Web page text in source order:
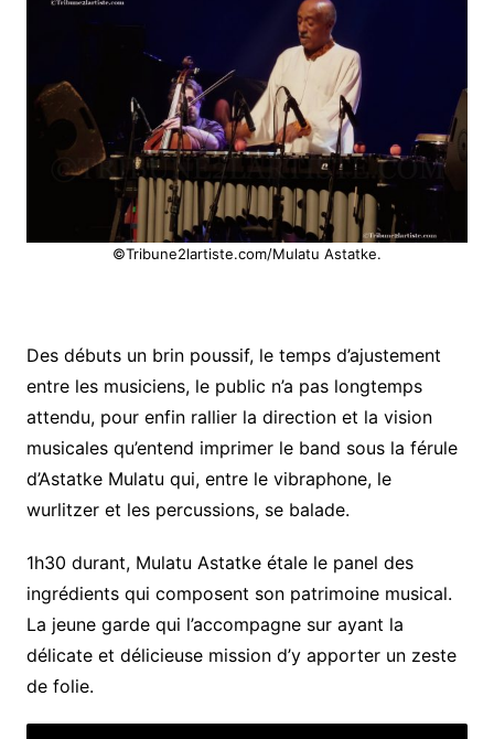
©Tribune2lartiste.com/Mulatu Astatke.
Des débuts un brin poussif, le temps d’ajustement
entre les musiciens, le public n’a pas longtemps
attendu, pour enfin rallier la direction et la vision
musicales qu’entend imprimer le band sous la férule
d’Astatke Mulatu qui, entre le vibraphone, le
wurlitzer et les percussions, se balade.
1h30 durant, Mulatu Astatke étale le panel des
ingrédients qui composent son patrimoine musical.
La jeune garde qui l’accompagne sur ayant la
délicate et délicieuse mission d’y apporter un zeste
de folie.